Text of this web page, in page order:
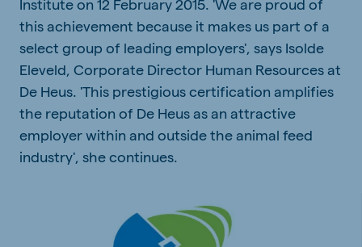
Institute on 12 February 2015. 'We are proud of
this achievement because it makes us part of a
select group of leading employers', says Isolde
Eleveld, Corporate Director Human Resources at
De Heus. 'This prestigious certification amplifies
the reputation of De Heus as an attractive
employer within and outside the animal feed
industry', she continues.